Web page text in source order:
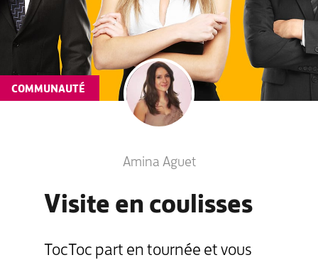
COMMUNAUTÉ
Amina Aguet
Visite en coulisses
TocToc part en tournée et vous